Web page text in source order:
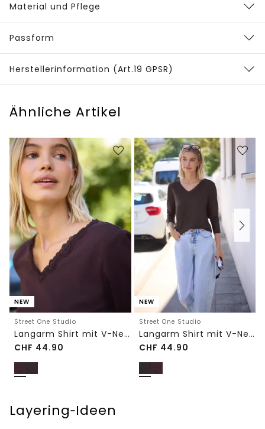
Material und Pflege
Passform
Herstellerinformation (Art.19 GPSR)
Ähnliche Artikel
NEW
Street One Studio
Langarm Shirt mit V-Neck und Spitze
CHF 44.90
NEW
Street One Studio
Langarm Shirt mit V-Neck und Spitze
CHF 44.90
Layering‑Ideen